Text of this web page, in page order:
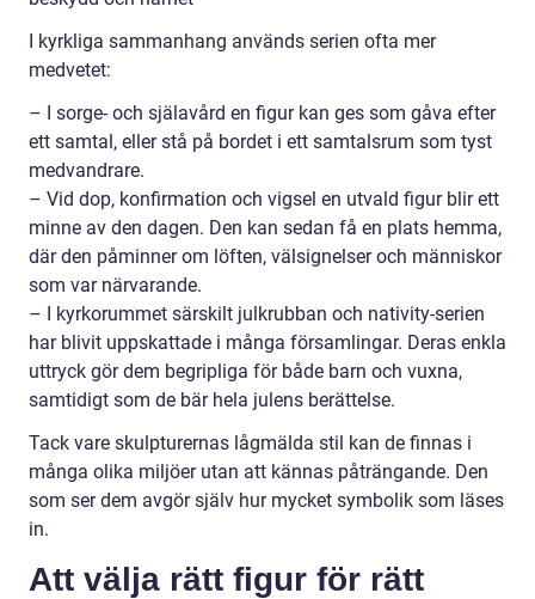
I kyrkliga sammanhang används serien ofta mer
medvetet:
– I sorge- och själavård en figur kan ges som gåva efter
ett samtal, eller stå på bordet i ett samtalsrum som tyst
medvandrare.
– Vid dop, konfirmation och vigsel en utvald figur blir ett
minne av den dagen. Den kan sedan få en plats hemma,
där den påminner om löften, välsignelser och människor
som var närvarande.
– I kyrkorummet särskilt julkrubban och nativity-serien
har blivit uppskattade i många församlingar. Deras enkla
uttryck gör dem begripliga för både barn och vuxna,
samtidigt som de bär hela julens berättelse.
Tack vare skulpturernas lågmälda stil kan de finnas i
många olika miljöer utan att kännas påträngande. Den
som ser dem avgör själv hur mycket symbolik som läses
in.
Att välja rätt figur för rätt